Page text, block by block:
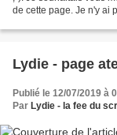
de cette page. Je n'y ai
Lydie - page
Publié le 12/07/2019 à
Par Lydie - la fee du